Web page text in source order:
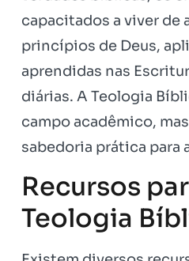
capacitados a viver de
princípios de Deus,
aprendidas nas
diárias. A Teologia
campo acadêmico,
sabedoria prática para
Recursos
Teologia